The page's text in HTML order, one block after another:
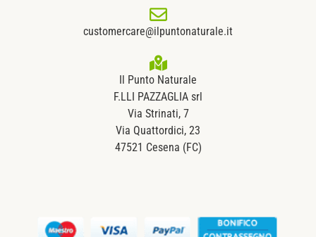
customercare@ilpuntonaturale.it
Il Punto Naturale
F.LLI PAZZAGLIA srl
Via Strinati, 7
Via Quattordici, 23
47521 Cesena (FC)